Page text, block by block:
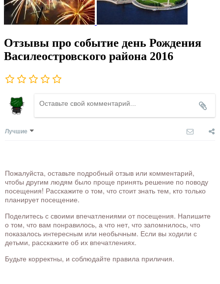
Отзывы про событие день Рождения
Василеостровского района 2016
Лучшие
Пожалуйста, оставьте подробный отзыв или комментарий,
чтобы другим людям было проще принять решение по поводу
посещения! Расскажите о том, что стоит знать тем, кто только
планирует посещение.
Поделитесь с своими впечатлениями от посещения. Напишите
о том, что вам понравилось, а что нет, что запомнилось, что
показалось интересным или необычным. Если вы ходили с
детьми, расскажите об их впечатлениях.
Будьте корректны, и соблюдайте правила приличия.